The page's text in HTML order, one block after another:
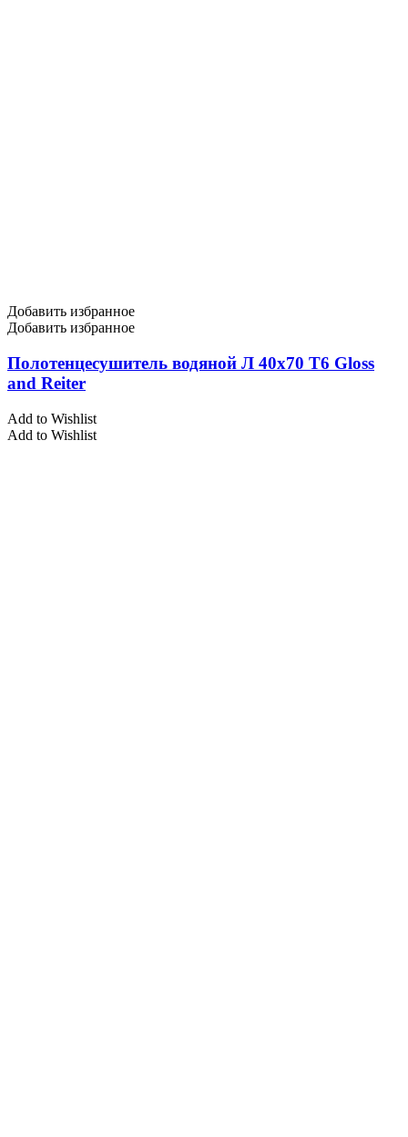
Добавить избранное
Добавить избранное
Полотенцесушитель водяной Л 40х70 Т6 Gloss
and Reiter
Add to Wishlist
Add to Wishlist